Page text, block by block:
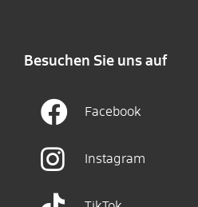
Besuchen Sie uns auf
Facebook
Instagram